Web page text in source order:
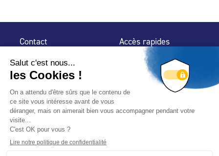
Contact
32 rue de Mogador
75 009 Paris
Accès rapides
Espace Presse
Trouver un
professionnel
Nous suivre